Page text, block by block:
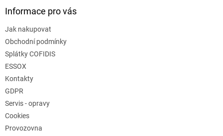
Informace pro vás
Jak nakupovat
Obchodní podmínky
Splátky COFIDIS
ESSOX
Kontakty
GDPR
Servis - opravy
Cookies
Provozovna